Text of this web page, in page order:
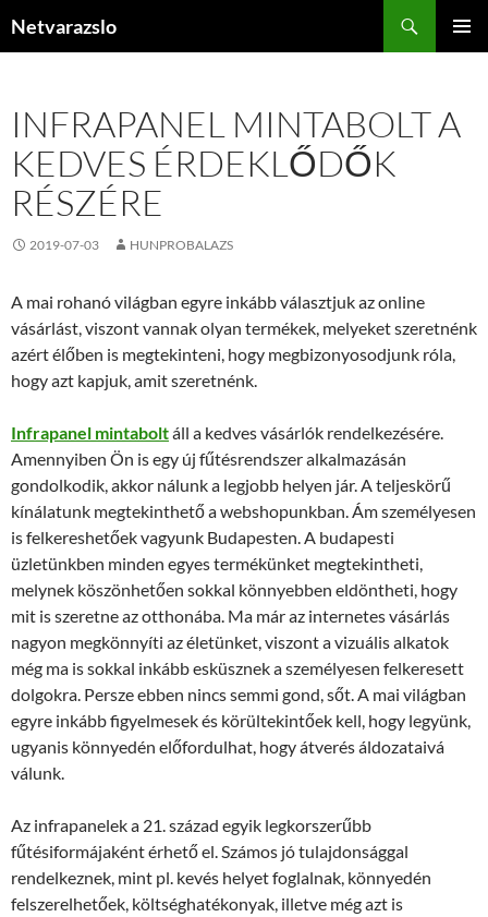
Netvarazslo
INFRAPANEL MINTABOLT A
KEDVES ÉRDEKLŐDŐK
RÉSZÉRE
2019-07-03 HUNPROBALAZS
A mai rohanó világban egyre inkább választjuk az online
vásárlást, viszont vannak olyan termékek, melyeket szeretnénk
azért élőben is megtekinteni, hogy megbizonyosodjunk róla,
hogy azt kapjuk, amit szeretnénk.
Infrapanel mintaboltáll a kedves vásárlók rendelkezésére.
Amennyiben Ön is egy új fűtésrendszer alkalmazásán
gondolkodik, akkor nálunk a legjobb helyen jár. A teljeskörű
kínálatunk megtekinthető a webshopunkban. Ám személyesen
is felkereshetőek vagyunk Budapesten. A budapesti
üzletünkben minden egyes termékünket megtekintheti,
melynek köszönhetően sokkal könnyebben eldöntheti, hogy
mit is szeretne az otthonába. Ma már az internetes vásárlás
nagyon megkönnyíti az életünket, viszont a vizuális alkatok
még ma is sokkal inkább esküsznek a személyesen felkeresett
dolgokra. Persze ebben nincs semmi gond, sőt. A mai világban
egyre inkább figyelmesek és körültekintőek kell, hogy legyünk,
ugyanis könnyedén előfordulhat, hogy átverés áldozataivá
válunk.
Az infrapanelek a 21. század egyik legkorszerűbb
fűtésiformájaként érhető el. Számos jó tulajdonsággal
rendelkeznek, mint pl. kevés helyet foglalnak, könnyedén
felszerelhetőek, költséghatékonyak, illetve még azt is